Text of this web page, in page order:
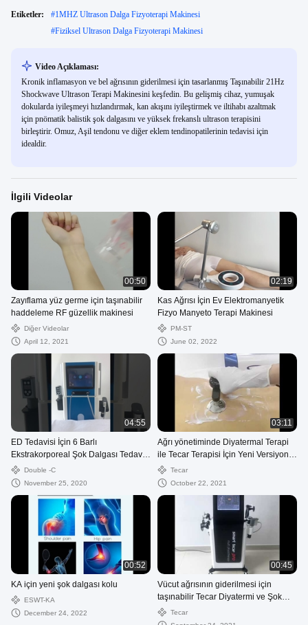
Etiketler: #1MHZ Ultrason Dalga Fizyoterapi Makinesi
#Fiziksel Ultrason Dalga Fizyoterapi Makinesi
Video Açıklaması:
Kronik inflamasyon ve bel ağrısının giderilmesi için tasarlanmış Taşınabilir 21Hz
Shockwave Ultrason Terapi Makinesini keşfedin. Bu gelişmiş cihaz, yumuşak
dokularda iyileşmeyi hızlandırmak, kan akışını iyileştirmek ve iltihabı azaltmak
için pnömatik balistik şok dalgasını ve yüksek frekanslı ultrason terapisini
birleştirir. Omuz, Aşil tendonu ve diğer eklem tendinopatilerinin tedavisi için
idealdir.
İlgili Videolar
00:50
Zayıflama yüz germe için taşınabilir
haddeleme RF güzellik makinesi
Diğer Videolar
April 12, 2021
02:19
Kas Ağrısı İçin Ev Elektromanyetik
Fizyo Manyeto Terapi Makinesi
PM-ST
June 02, 2022
04:55
ED Tedavisi İçin 6 Barlı
Ekstrakorporeal Şok Dalgası Tedavi
CihazıDouble -C
November 25, 2020
03:11
Ağrı yönetiminde Diyatermal Terapi
ile Tecar Terapisi İçin Yeni Versiyon
Fizyoterapi Makinesi
Tecar
October 22, 2021
00:52
KA için yeni şok dalgası kolu
ESWT-KA
December 24, 2022
00:45
Vücut ağrısının giderilmesi için
taşınabilir Tecar Diyatermi ve Şok
dalgası fizyoterapi makinesi
Tecar